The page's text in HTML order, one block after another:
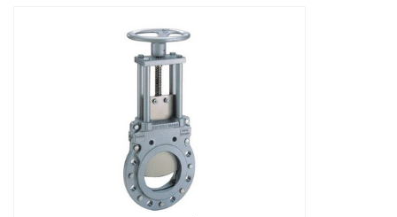
produtos de baixa e alta classe de pressão
e temperatura.DETALHES SOBRE A
VÁLVULA QUEBRA VÁCUO BRONZEH...